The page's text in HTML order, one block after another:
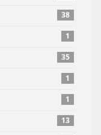
38
1
35
1
1
13